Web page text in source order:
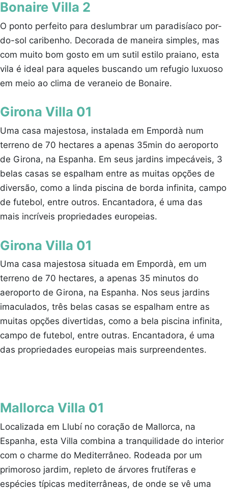
Bonaire Villa 2
O ponto perfeito para deslumbrar um paradisíaco por-
do-sol caribenho. Decorada de maneira simples, mas
com muito bom gosto em um sutil estilo praiano, esta
vila é ideal para aqueles buscando um refugio luxuoso
em meio ao clima de veraneio de Bonaire.
Girona Villa 01
Uma casa majestosa, instalada em Empordà num
terreno de 70 hectares a apenas 35min do aeroporto
de Girona, na Espanha. Em seus jardins impecáveis, 3
belas casas se espalham entre as muitas opções de
diversão, como a linda piscina de borda infinita, campo
de futebol, entre outros. Encantadora, é uma das
mais incríveis propriedades europeias.
Girona Villa 01
Uma casa majestosa situada em Empordà, em um
terreno de 70 hectares, a apenas 35 minutos do
aeroporto de Girona, na Espanha. Nos seus jardins
imaculados, três belas casas se espalham entre as
muitas opções divertidas, como a bela piscina infinita,
campo de futebol, entre outras. Encantadora, é uma
das propriedades europeias mais surpreendentes.
Mallorca Villa 01
Localizada em Llubí no coração de Mallorca, na
Espanha, esta Villa combina a tranquilidade do interior
com o charme do Mediterrâneo. Rodeada por um
primoroso jardim, repleto de árvores frutíferas e
espécies típicas mediterrâneas, de onde se vê uma